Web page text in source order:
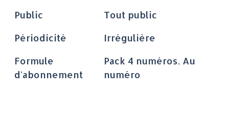
Public
Tout public
Périodicité
Irrégulière
Formule
d'abonnement
Pack 4 numéros, Au
numéro